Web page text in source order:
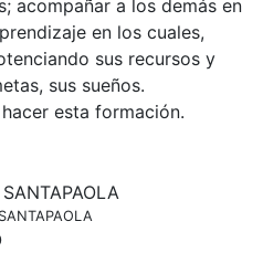
acompañar a los demás en
en los cuales,
sus recursos y
sus sueños.
esta formación.